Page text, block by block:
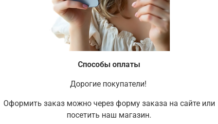
Способы оплаты
Дорогие покупатели!
Оформить заказ можно через форму заказа на сайте или
посетить наш магазин.